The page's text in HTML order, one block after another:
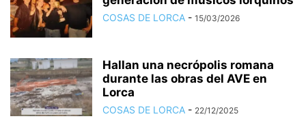
COSAS DE LORCA - 15/03/2026
Hallan una necrópolis romana
durante las obras del AVE en
Lorca
COSAS DE LORCA - 22/12/2025